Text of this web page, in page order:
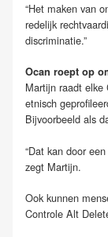
“Het maken van
redelijk
discriminatie.”
Ocan roept op
Martijn raadt elke
etnisch
Bijvoorbeeld als
“Dat kan door
zegt Martijn.
Ook kunnen
Controle Alt